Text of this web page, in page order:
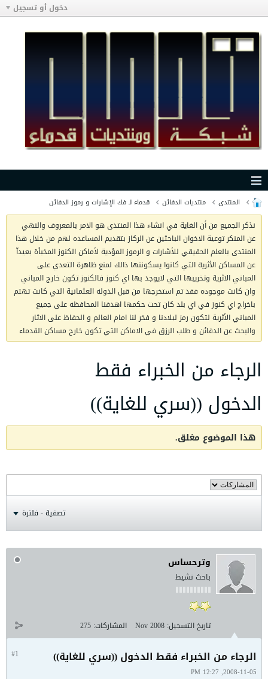
دخول أو تسجيل
المنتدى منتديات الدفائن قدماء لـ فك الإشارات و رموز الدفائن
نذكر الجميع من أن الغاية في انشاء هذا المنتدى هو الامر بالمعروف والنهي
عن المنكر توعية الاخوان الباحثين عن الركاز بتقديم المساعده لهم من خلال هذا
المنتدى بالعلم الحقيقي للأشارات و الرموز المؤدية لأماكن الكنوز المخبأة بعيدآ
عن المساكن الأثرية التي كانوا يسكوننها ذالك لمنع ظاهرة التعدي على
المباني الاثرية وتخريبها التي لايوجد بها اي كنوز فالكنوز تكون خارج المباني
وان كانت موجوده فقد تم استخرجها من قبل الدوله العثمانية التي كانت تهتم
باخراج اي كنوز في اي بلد كان تحت حكمها اهدفنا المحافظه على جميع
المباني الأثرية لتكون رمز لبلادنا و فخر لنا امام العالم و الحفاظ على الاثار
والبحث عن الدفائن و طلب الرزق في الاماكن التي تكون خارج مساكن القدماء
الرجاء من الخبراء فقط
الدخول ((سري للغاية))
هذا الموضوع مغلق.
تصفية - فلترة
وترحساس
باحث نشيط
تاريخ التسجيل: Nov 2008 المشاركات: 275
#1 الرجاء من الخبراء فقط الدخول ((سري للغاية))
2008-11-05, 12:27 PM